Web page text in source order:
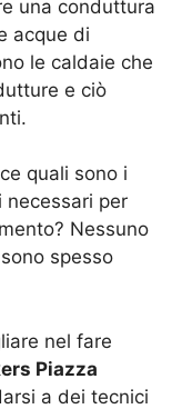
una conduttura
acque di
le caldaie che
e ciò
quali sono i
necessari per
Nessuno
spesso
nel fare
Piazza
a dei tecnici